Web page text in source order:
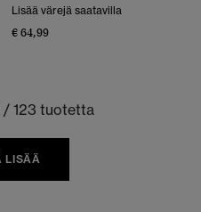
Lisää värejä saatavilla
€ 64,99
/ 123 tuotetta
LISÄÄ